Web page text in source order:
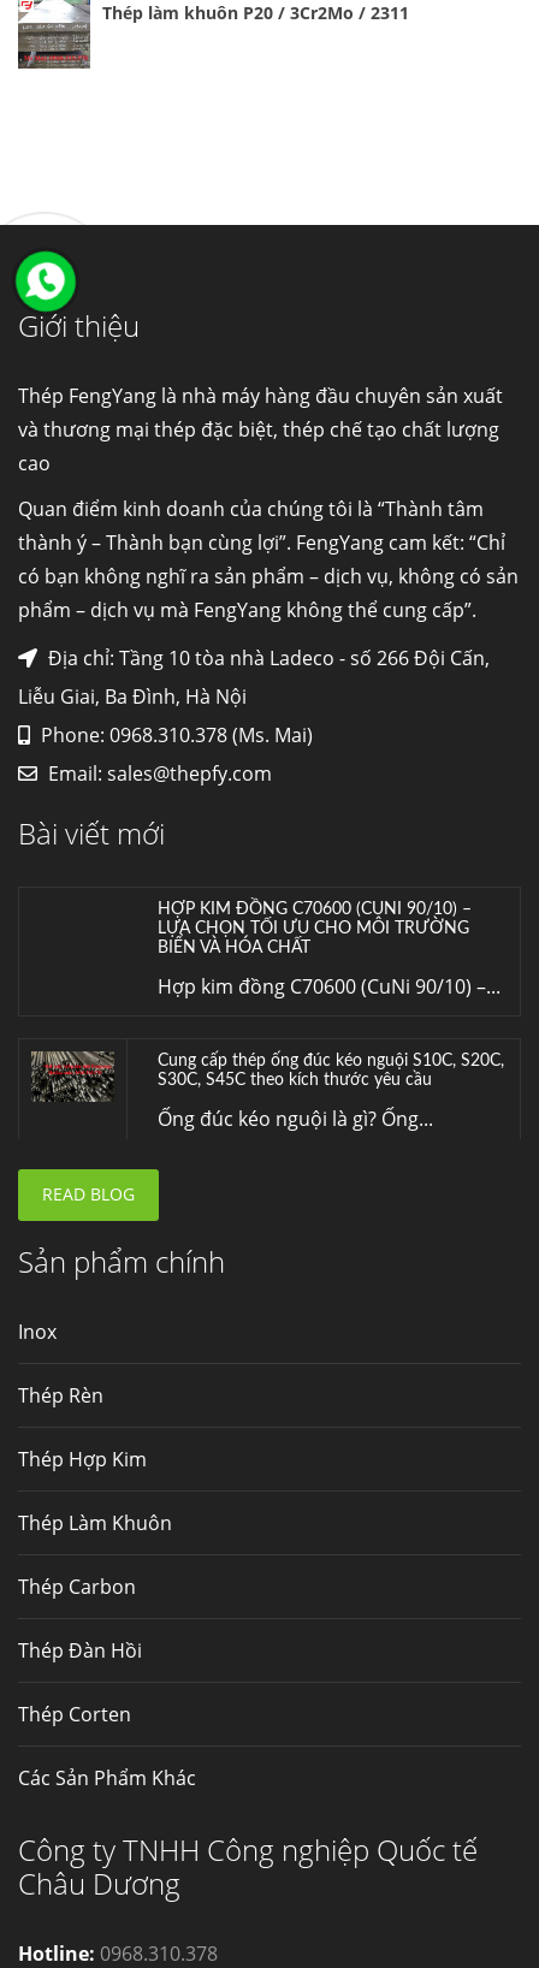
Thép làm khuôn P20 / 3Cr2Mo / 2311
Giới thiệu
Thép FengYang là nhà máy hàng đầu chuyên sản xuất
và thương mại thép đặc biệt, thép chế tạo chất lượng
cao
Quan điểm kinh doanh của chúng tôi là “Thành tâm
thành ý – Thành bạn cùng lợi”. FengYang cam kết: “Chỉ
có bạn không nghĩ ra sản phẩm – dịch vụ, không có sản
phẩm – dịch vụ mà FengYang không thể cung cấp”.
Địa chỉ: Tầng 10 tòa nhà Ladeco - số 266 Đội Cấn,
Liễu Giai, Ba Đình, Hà Nội
Phone: 0968.310.378 (Ms. Mai)
Email: sales@thepfy.com
Bài viết mới
Ống đúc kéo nguội là gì? Ống...
Fengyang là một trong những nhà
máy...
Hợp kim N06625 là gì? Giá hợp kim 625 mới
nhiệt,...
Mua inox ở đâu chất lượng giá tốt? Gọi ngay
Inox (thép không gỉ) là một trong...
HỢP KIM ĐỒNG C70600 (CUNI 90/10) –
LỰA CHỌN TỐI ƯU CHO MÔI TRƯỜNG
BIỂN VÀ HÓA CHẤT
Hợp kim đồng C70600 (CuNi 90/10) –...
Cung cấp thép ống đúc kéo nguội S10C, S20C,
S30C, S45C theo kích thước yêu cầu
Ống đúc kéo nguội là gì? Ống...
Fengyang là một trong những nhà
Thép Fengyang
READ BLOG
Sản phẩm chính
Inox
Thép Rèn
Thép Hợp Kim
Thép Làm Khuôn
Thép Carbon
Thép Đàn Hồi
Thép Corten
Các Sản Phẩm Khác
Công ty TNHH Công nghiệp Quốc tế
Châu Dương
Hotline: 0968.310.378